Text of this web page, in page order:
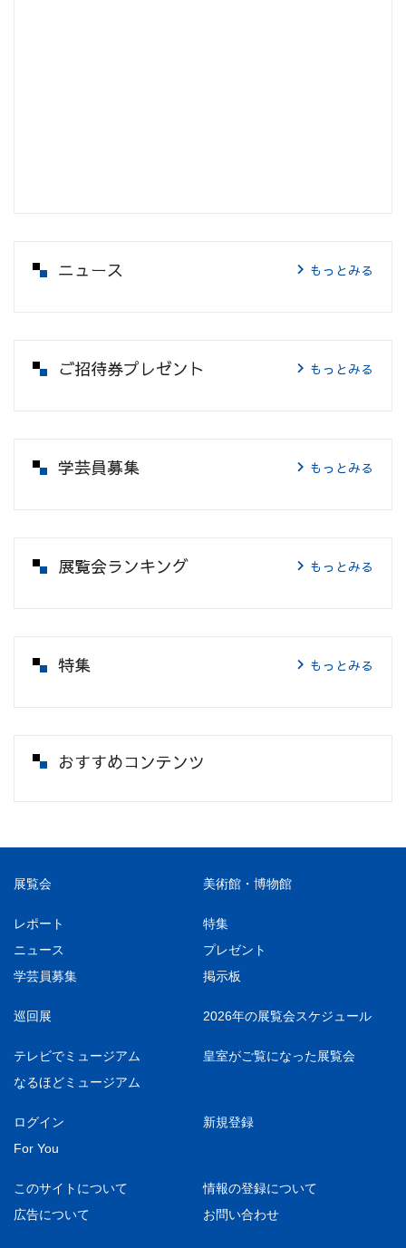
ニュース もっとみる
ご招待券プレゼント もっとみる
学芸員募集 もっとみる
展覧会ランキング もっとみる
特集 もっとみる
おすすめコンテンツ
展覧会 美術館・博物館
レポート
特集
ニュース
プレゼント
学芸員募集
掲示板
巡回展 2026年の展覧会スケジュール
テレビでミュージアム
皇室がご覧になった展覧会
なるほどミュージアム
ログイン
新規登録
For You
このサイトについて
情報の登録について
広告について
お問い合わせ